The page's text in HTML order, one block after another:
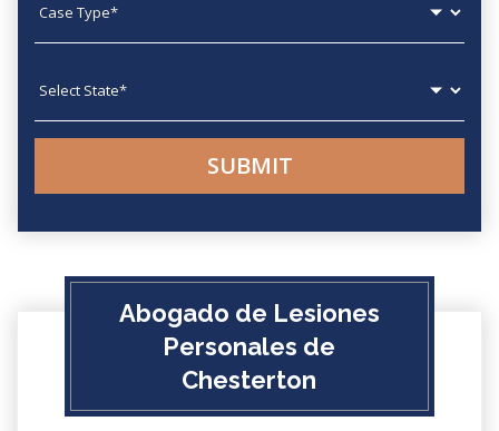
Abogado de Lesiones
Personales de
Chesterton